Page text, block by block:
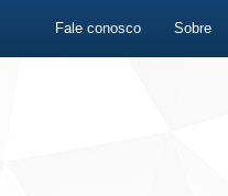
Fale conosco Sobre